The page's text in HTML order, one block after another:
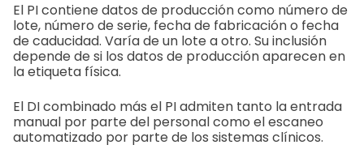
El PI contiene datos de producción como número de
lote, número de serie, fecha de fabricación o fecha
de caducidad. Varía de un lote a otro. Su inclusión
depende de si los datos de producción aparecen en
la etiqueta física.
El DI combinado más el PI admiten tanto la entrada
manual por parte del personal como el escaneo
automatizado por parte de los sistemas clínicos.